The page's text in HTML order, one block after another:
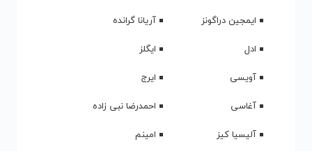
ایمجین دراگونز
آریانا گرانده
ادل
ایگلز
آویسی
ایرج
آغاسی
احمدرضا نبی زاده
آلیسیا کیز
امینم